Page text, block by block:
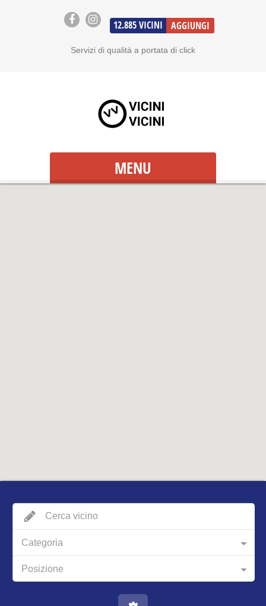
12.885 VICINI AGGIUNGI
Servizi di qualità a portata di click
MENU
Categoria
Posizione